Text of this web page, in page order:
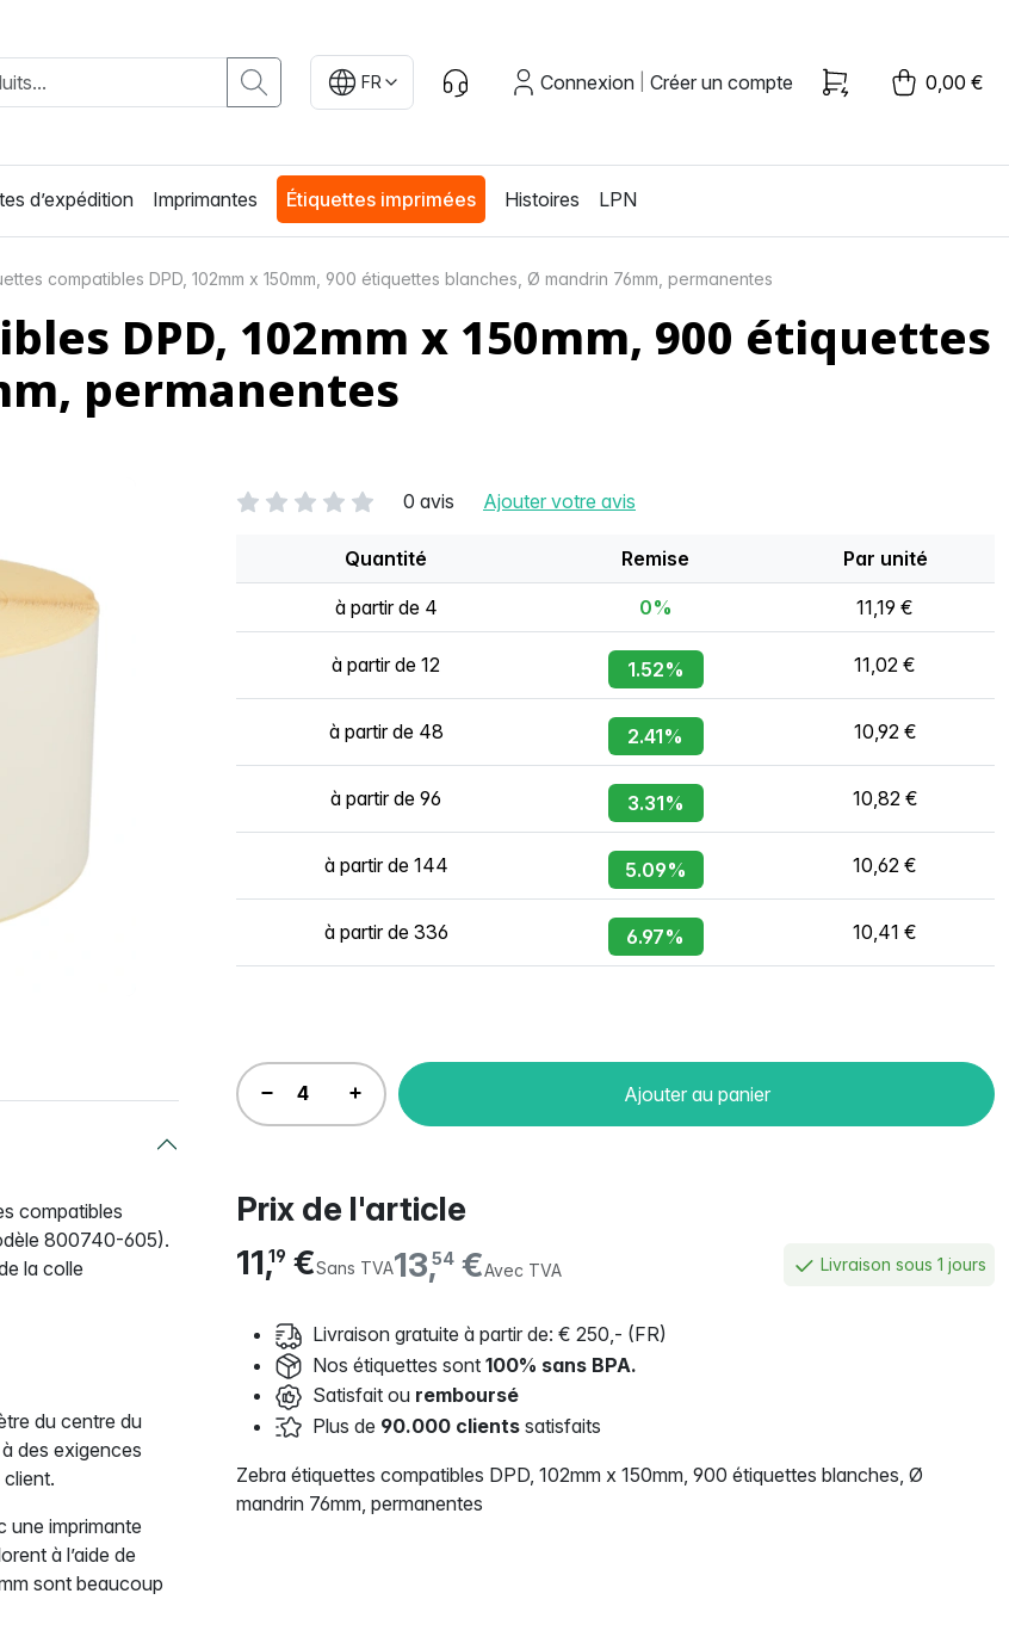
FR Connexion Créer un compte 0,00 €
d’expédition Imprimantes Étiquettes imprimées Histoires LPN
compatibles DPD, 102mm x 150mm, 900 étiquettes blanches, Ø mandrin 76mm, permanentes
DPD, 102mm x 150mm, 900 étiquettes
permanentes
0 avis Ajouter votre avis
Quantité Remise Par unité
à partir de 4 0% 11,19 €
à partir de 12 1.52% 11,02 €
à partir de 48 2.41% 10,92 €
à partir de 96 3.31% 10,82 €
à partir de 144 5.09% 10,62 €
à partir de 336 6.97% 10,41 €
Ajouter au panier
Prix de l'article
13,54€Avec TVA
11,19 €Sans TVA Livraison sous 1 jours
Livraison gratuite à partir de: € 250,- (FR)
Nos étiquettes sont 100% sans BPA.
Satisfait ou remboursé
Plus de 90.000 clients satisfaits
Zebra étiquettes compatibles DPD, 102mm x 150mm, 900 étiquettes blanches, Ø
mandrin 76mm, permanentes
compatibles
800740-605).
la colle
du centre du
des exigences
une imprimante
à l’aide de
sont beaucoup